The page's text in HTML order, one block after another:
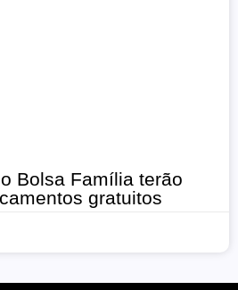
Bolsa Família terão
gratuitos